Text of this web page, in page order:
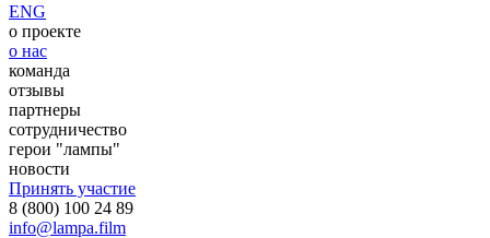
ENG
о проекте
о нас
команда
отзывы
партнеры
сотрудничество
герои "лампы"
новости
Принять участие
8 (800) 100 24 89
info@lampa.film